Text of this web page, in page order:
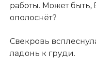
работы. Может быть,
ополоснёт?
Свекровь
ладонь к груди.